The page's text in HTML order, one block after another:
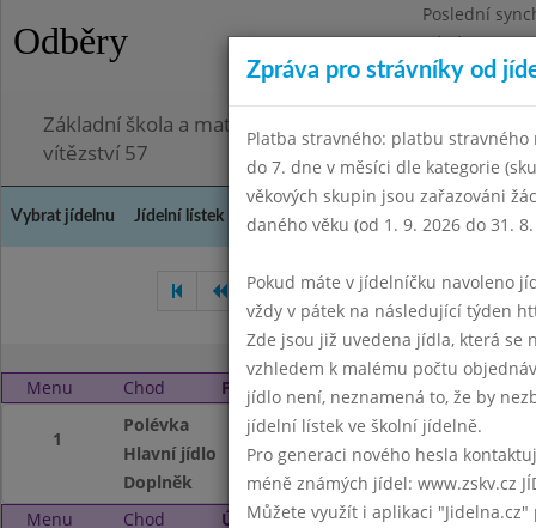
Odběry
Poslední
Pátek
Omezení
Základní škola a mateřská škola Chodov, Praha 4,
vítězství 57
Vybrat jídelnu Jídelní lístek Historie Kontakty a informace
Leden 2009 Únor 2009
Menu Chod Pondělí 2. 3. 2009
1
Polévka
Gulášová
Hlavní jídlo
Kynuté kned. s
Doplněk
ochucené mléko,
Menu
Chod Úterý 3. 3. 2009
Zpráva pro strávníky od
Platba stravného: platbu stravného
do 7. dne v měsíci dle kategorie
věkových skupin jsou zařazováni
daného věku (od 1. 9. 2026 do 31.
Pokud máte v jídelníčku navoleno
vždy v pátek na následující týden
Zde jsou již uvedena jídla, která se
vzhledem k malému počtu
jídlo není, neznamená to, že by
jídelní lístek ve školní jídelně.
Pro generaci nového hesla
méně známých jídel: www.zskv.cz
Můžete využít i aplikaci